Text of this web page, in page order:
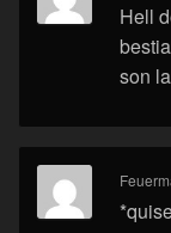
Hell
son